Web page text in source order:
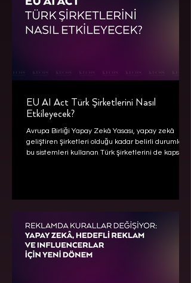
EU AI Act Türk Şirketlerini Nasıl
Etkileyecek?
Avrupa Birliği Yapay Zekâ Yasası, yapay zekâ
geliştiren şirketleri olduğu kadar belirli durumlarda
bu sistemleri kullanan Türk şirketlerini de kapsıyor.